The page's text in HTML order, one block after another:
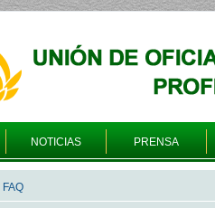
NOTICIAS PRENSA
FAQ